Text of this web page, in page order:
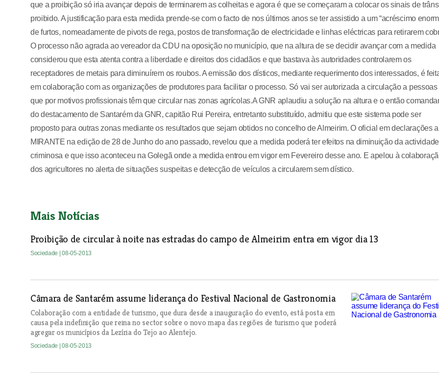
que a proibição só iria avançar depois de terminarem as colheitas e agora é que se começaram a colocar os sinais de
proibido. A justificação para esta medida prende-se com o facto de nos últimos anos se ter assistido a um “acréscimo
de furtos, nomeadamente de pivots de rega, postos de transformação de electricidade e linhas eléctricas para retirarem
O processo não agrada ao vereador da CDU na oposição no município, que na altura de se decidir avançar com a medida
considerou que esta atenta contra a liberdade e direitos dos cidadãos e que bastava às autoridades controlarem os
receptadores de metais para diminuírem os roubos. A emissão dos dísticos, mediante requerimento dos interessados, é
em colaboração com as organizações de produtores para facilitar o processo. Só vai ser autorizada a circulação a pessoas
que por motivos profissionais têm que circular nas zonas agrícolas.A GNR aplaudiu a solução na altura e o então
do destacamento de Santarém da GNR, capitão Rui Pereira, entretanto substituído, admitiu que este sistema pode ser
proposto para outras zonas mediante os resultados que sejam obtidos no concelho de Almeirim. O oficial em declarações
MIRANTE na edição de 28 de Junho do ano passado, revelou que a medida poderá ter efeitos na diminuição da actividade
criminosa e que isso aconteceu na Golegã onde a medida entrou em vigor em Fevereiro desse ano. E apelou à
dos agricultores no alerta de situações suspeitas e detecção de veículos a circularem sem dístico.
Mais Notícias
Proibição de circular à noite nas estradas do campo de Almeirim entra em vigor dia 13
Sociedade | 08-05-2013
Câmara de Santarém assume liderança do Festival Nacional de Gastronomia
Colaboração com a entidade de turismo, que dura desde a inauguração do evento, está posta em
causa pela indefinição que reina no sector sobre o novo mapa das regiões de turismo que poderá
agregar os municípios da Lezíria do Tejo ao Alentejo.
Sociedade | 08-05-2013